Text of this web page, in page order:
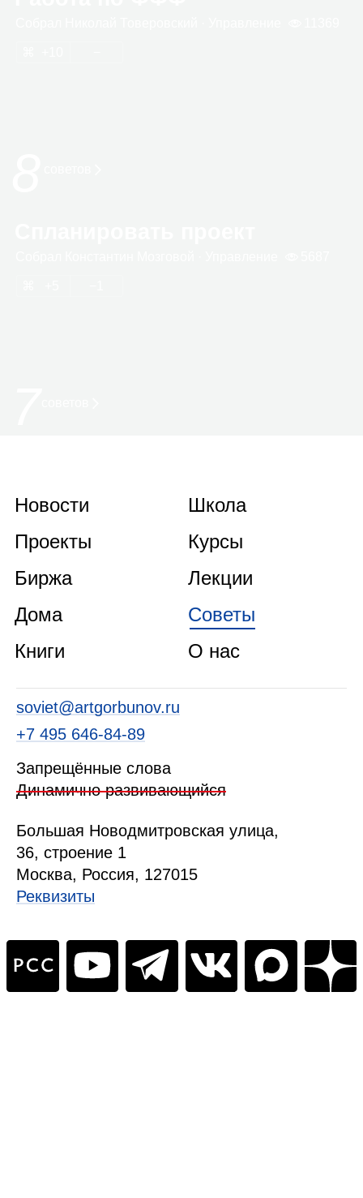
Новости
Проекты
Биржа
Дома
Книги
Школа
Курсы
Лекции
Советы
О нас
soviet@artgorbunov.ru
+7 495 646‑84‑89
Запрещённые слова
Динамично развивающийся
Большая Новодмитровская улица,
36, строение 1
Москва, Россия, 127015
Реквизиты